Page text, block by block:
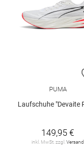
PUMA
Laufschuhe "Devaite Pure
149,95 €
inkl. MwSt. zzgl.Versand